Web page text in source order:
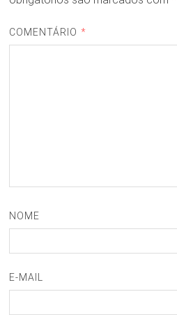
COMENTÁRIO *
NOME
E-MAIL